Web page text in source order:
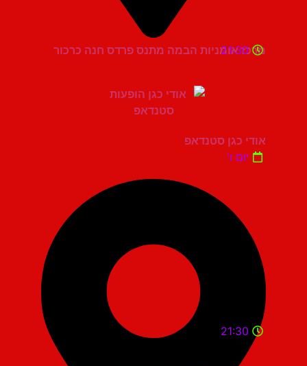
מרכז אומניות הבמה מתנס פרדס חנה כרכור
21:30
אודי כגן סטנדאפ
יום ו'
21:30